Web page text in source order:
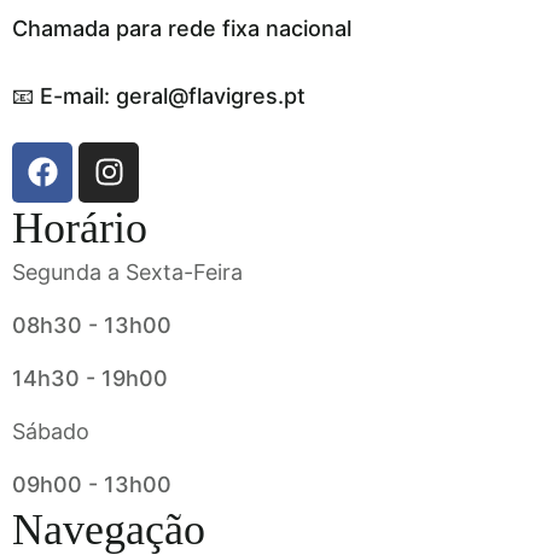
Chamada para rede fixa nacional
📧 E-mail: geral@flavigres.pt
Horário
Segunda a Sexta-Feira
08h30 - 13h00
14h30 - 19h00
Sábado
09h00 - 13h00
Navegação